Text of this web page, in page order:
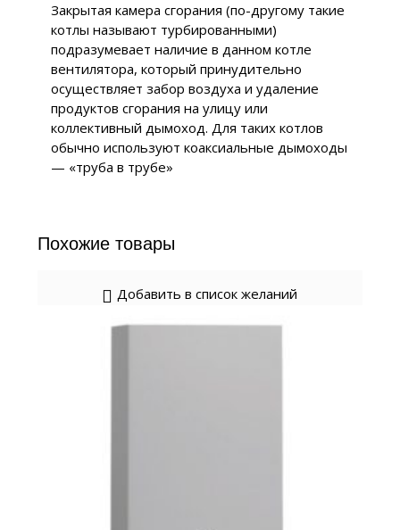
Закрытая камера сгорания (по-другому такие
котлы называют турбированными)
подразумевает наличие в данном котле
вентилятора, который принудительно
осуществляет забор воздуха и удаление
продуктов сгорания на улицу или
коллективный дымоход. Для таких котлов
обычно используют коаксиальные дымоходы
— «труба в трубе»
Похожие товары
Добавить в список желаний